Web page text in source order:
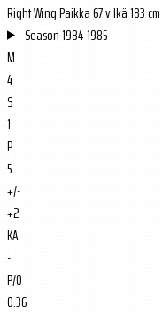
Right WingPaikka67 vIkä183 cm
Season1984-1985
M
4
S
1
P
5
+/-
+2
KA
-
P/O
0.36